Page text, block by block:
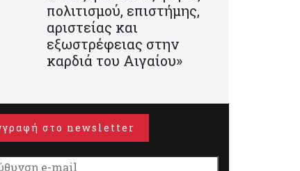
πολιτισμού, επιστήμης,
αριστείας και
εξωστρέφειας στην
καρδιά του Αιγαίου»
στο newsletter